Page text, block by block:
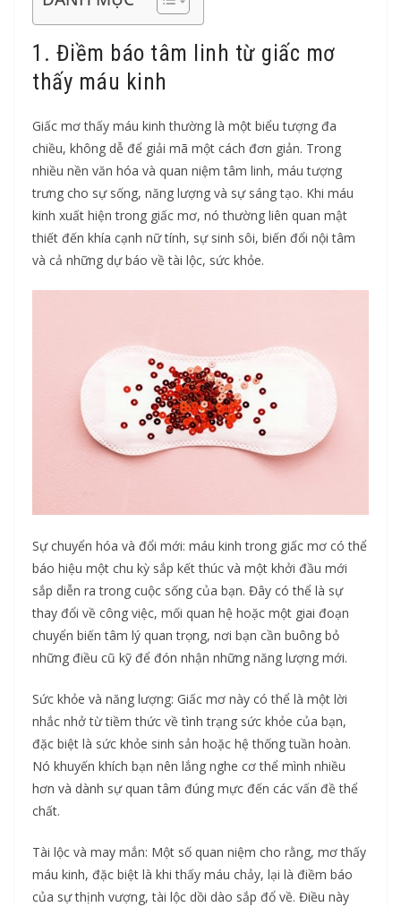
1. Điềm báo tâm linh từ giấc mơ
thấy máu kinh
Giấc mơ thấy máu kinh thường là một biểu tượng đa
chiều, không dễ để giải mã một cách đơn giản. Trong
nhiều nền văn hóa và quan niệm tâm linh, máu tượng
trưng cho sự sống, năng lượng và sự sáng tạo. Khi máu
kinh xuất hiện trong giấc mơ, nó thường liên quan mật
thiết đến khía cạnh nữ tính, sự sinh sôi, biến đổi nội tâm
và cả những dự báo về tài lộc, sức khỏe.
Sự chuyển hóa và đổi mới: máu kinh trong giấc mơ có thể
báo hiệu một chu kỳ sắp kết thúc và một khởi đầu mới
sắp diễn ra trong cuộc sống của bạn. Đây có thể là sự
thay đổi về công việc, mối quan hệ hoặc một giai đoạn
chuyển biến tâm lý quan trọng, nơi bạn cần buông bỏ
những điều cũ kỹ để đón nhận những năng lượng mới.
Sức khỏe và năng lượng: Giấc mơ này có thể là một lời
nhắc nhở từ tiềm thức về tình trạng sức khỏe của bạn,
đặc biệt là sức khỏe sinh sản hoặc hệ thống tuần hoàn.
Nó khuyến khích bạn nên lắng nghe cơ thể mình nhiều
hơn và dành sự quan tâm đúng mực đến các vấn đề thể
chất.
Tài lộc và may mắn: Một số quan niệm cho rằng, mơ thấy
máu kinh, đặc biệt là khi thấy máu chảy, lại là điềm báo
của sự thịnh vượng, tài lộc dồi dào sắp đổ về. Điều này